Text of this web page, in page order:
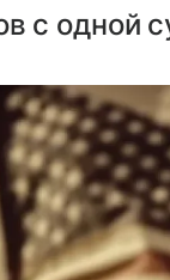
с одной